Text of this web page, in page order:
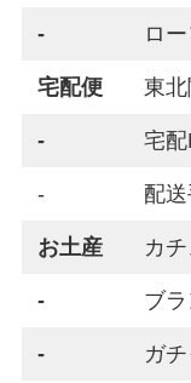
- ロ
宅配便 東
- 宅
- 配
お土産 カ
- ブ
- ガ